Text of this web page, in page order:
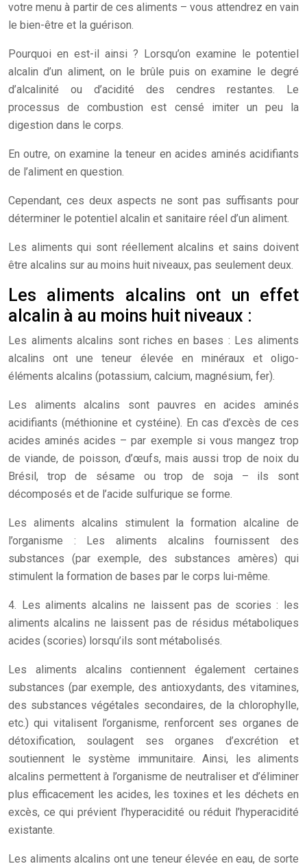
votre menu à partir de ces aliments – vous attendrez en vain
le bien-être et la guérison.
Pourquoi en est-il ainsi ? Lorsqu’on examine le potentiel
alcalin d’un aliment, on le brûle puis on examine le degré
d’alcalinité ou d’acidité des cendres restantes. Le
processus de combustion est censé imiter un peu la
digestion dans le corps.
En outre, on examine la teneur en acides aminés acidifiants
de l’aliment en question.
Cependant, ces deux aspects ne sont pas suffisants pour
déterminer le potentiel alcalin et sanitaire réel d’un aliment.
Les aliments qui sont réellement alcalins et sains doivent
être alcalins sur au moins huit niveaux, pas seulement deux.
Les aliments alcalins ont un effet
alcalin à au moins huit niveaux :
Les aliments alcalins sont riches en bases : Les aliments
alcalins ont une teneur élevée en minéraux et oligo-
éléments alcalins (potassium, calcium, magnésium, fer).
Les aliments alcalins sont pauvres en acides aminés
acidifiants (méthionine et cystéine). En cas d’excès de ces
acides aminés acides – par exemple si vous mangez trop
de viande, de poisson, d’œufs, mais aussi trop de noix du
Brésil, trop de sésame ou trop de soja – ils sont
décomposés et de l’acide sulfurique se forme.
Les aliments alcalins stimulent la formation alcaline de
l’organisme : Les aliments alcalins fournissent des
substances (par exemple, des substances amères) qui
stimulent la formation de bases par le corps lui-même.
4. Les aliments alcalins ne laissent pas de scories : les
aliments alcalins ne laissent pas de résidus métaboliques
acides (scories) lorsqu’ils sont métabolisés.
Les aliments alcalins contiennent également certaines
substances (par exemple, des antioxydants, des vitamines,
des substances végétales secondaires, de la chlorophylle,
etc.) qui vitalisent l’organisme, renforcent ses organes de
détoxification, soulagent ses organes d’excrétion et
soutiennent le système immunitaire. Ainsi, les aliments
alcalins permettent à l’organisme de neutraliser et d’éliminer
plus efficacement les acides, les toxines et les déchets en
excès, ce qui prévient l’hyperacidité ou réduit l’hyperacidité
existante.
Les aliments alcalins ont une teneur élevée en eau, de sorte